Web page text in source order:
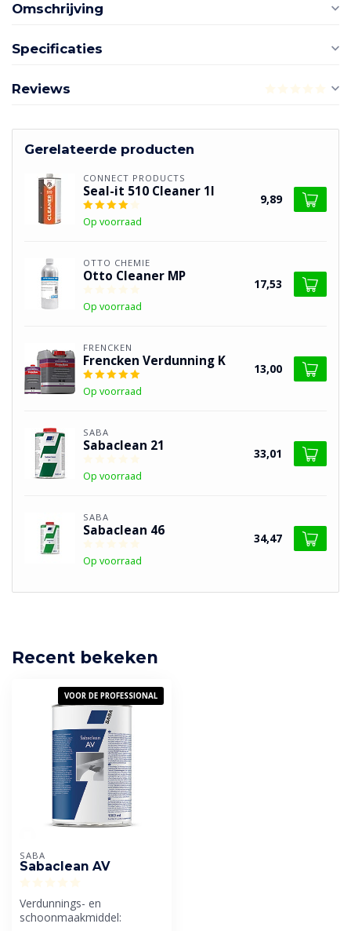
Omschrijving
Specificaties
Reviews
Gerelateerde producten
CONNECT PRODUCTS
Seal-it 510 Cleaner 1l
Op voorraad
9,89
OTTO CHEMIE
Otto Cleaner MP
Op voorraad
17,53
FRENCKEN
Frencken Verdunning K
Op voorraad
13,00
SABA
Sabaclean 21
Op voorraad
33,01
SABA
Sabaclean 46
Op voorraad
34,47
Recent bekeken
VOOR DE PROFESSIONAL
SABA
Sabaclean AV
Verdunnings- en
schoonmaakmiddel: